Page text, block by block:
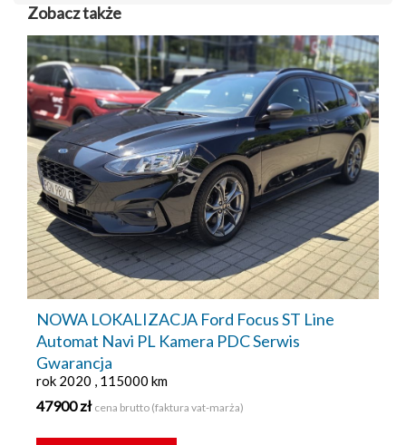
Zobacz także
NOWA LOKALIZACJA Ford Focus ST Line
Automat Navi PL Kamera PDC Serwis
Gwarancja
rok 2020 , 115000 km
47900 zł cena brutto (faktura vat-marża)